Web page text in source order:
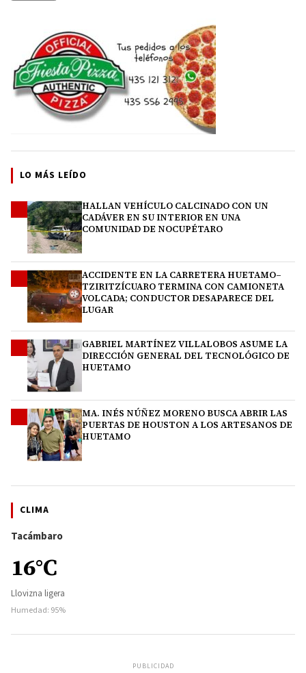
LO MÁS LEÍDO
HALLAN VEHÍCULO CALCINADO CON UN
CADÁVER EN SU INTERIOR EN UNA
COMUNIDAD DE NOCUPÉTARO
ACCIDENTE EN LA CARRETERA HUETAMO–
TZIRITZÍCUARO TERMINA CON CAMIONETA
VOLCADA; CONDUCTOR DESAPARECE DEL
LUGAR
GABRIEL MARTÍNEZ VILLALOBOS ASUME LA
DIRECCIÓN GENERAL DEL TECNOLÓGICO DE
HUETAMO
MA. INÉS NÚÑEZ MORENO BUSCA ABRIR LAS
PUERTAS DE HOUSTON A LOS ARTESANOS DE
HUETAMO
CLIMA
Tacámbaro
16°C
Llovizna ligera
Humedad: 95%
PUBLICIDAD